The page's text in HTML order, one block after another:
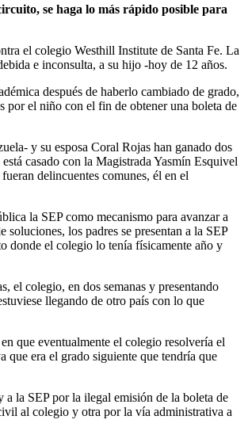
se haga lo más rápido posible para
el colegio Westhill Institute de Santa Fe. La
e inconsulta, a su hijo -hoy de 12 años.
después de haberlo cambiado de grado,
por el niño con el fin de obtener una boleta de
y su esposa Coral Rojas han ganado dos
casado con la Magistrada Yasmín Esquivel
delincuentes comunes, él en el
la SEP como mecanismo para avanzar a
los padres se presentan a la SEP
donde el colegio lo tenía físicamente año y
el colegio, en dos semanas y presentando
llegando de otro país con lo que
que eventualmente el colegio resolvería el
era el grado siguiente que tendría que
la SEP por la ilegal emisión de la boleta de
al colegio y otra por la vía administrativa a